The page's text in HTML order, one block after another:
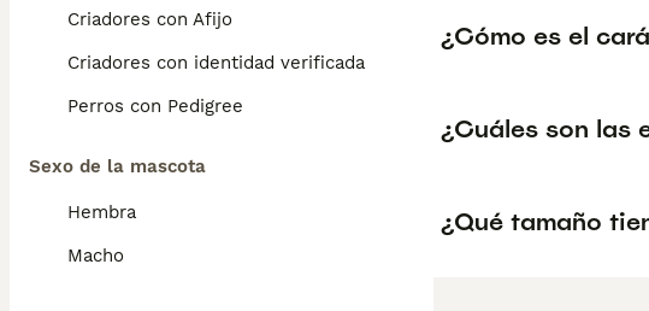
Criadores con Afijo
Criadores con identidad verificada
Perros con Pedigree
Sexo de la mascota
Hembra
Macho
¿Cómo es el
¿Cuáles son las
¿Qué tamaño